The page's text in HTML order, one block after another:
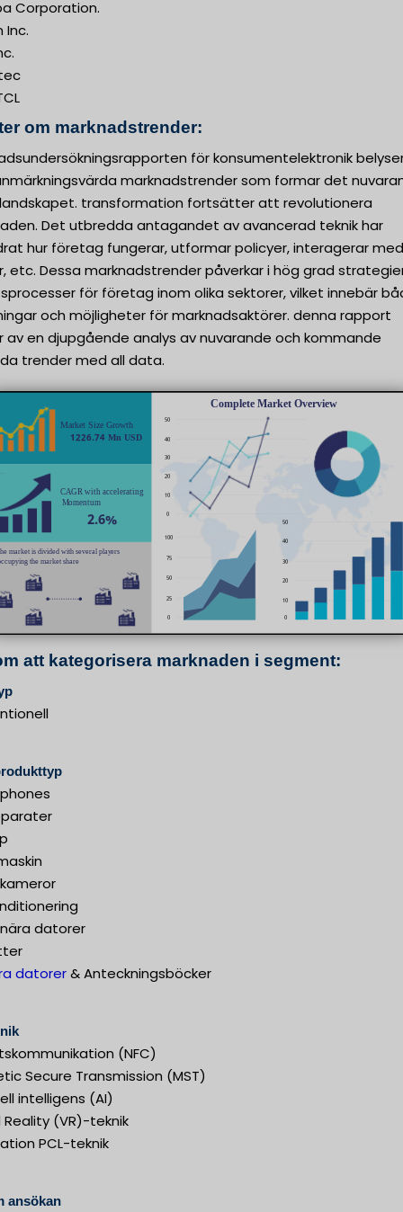
Corporation.
Inc.
om marknadstrender:
för konsumentelektronik
marknadstrender som formar det
transformation fortsätter att revolutionera
Det utbredda antagandet av avancerad teknik har
hur företag fungerar, utformar policyer, interagerar med
etc. Dessa marknadstrender påverkar i hög grad
för företag inom olika sektorer, vilket innebär
och möjligheter för marknadsaktörer. denna rapport
av en djupgående analys av nuvarande och kommande
trender med all data.
att kategorisera marknaden i segment:
datorer
datorer& Anteckningsböcker
(NFC)
Secure Transmission (MST)
intelligens (AI)
Reality (VR)-teknik
PCL-teknik
ansökan